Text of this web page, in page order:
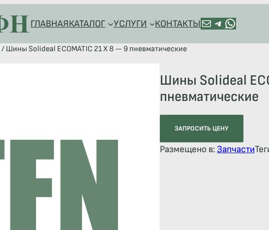
ГЛАВНАЯКАТАЛОГ УСЛУГИ КОНТАКТЫПОЧТА TELEGRAM HTTPS://WA.ME/+79128918544
/ Шины Solideal ECOMATIC 21 X 8 — 9 пневматические
Шины Solideal
пневматические
ЗАПРОСИТЬ ЦЕНУ
Размещено в: Запчасти